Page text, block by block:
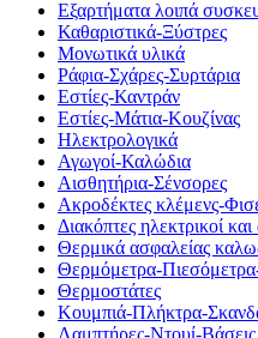
Εξαρτήματα λοιπά
Καθαριστικά-Ξύστρες
Μονωτικά υλικά
Ράφια-Σχάρες-Συρτάρια
Εστίες-Καντράν
Εστίες-Μάτια-Κουζίνας
Ηλεκτρολογικά
Αγωγοί-Καλώδια
Αισθητήρια-Σένσορες
Ακροδέκτες κλέμενς-
Διακόπτες ηλεκτρικοί και
Θερμικά ασφαλείας
Θερμόμετρα-
Θερμοστάτες
Κουμπιά-Πλήκτρα-
Λαμπτήρες-Ντουί-